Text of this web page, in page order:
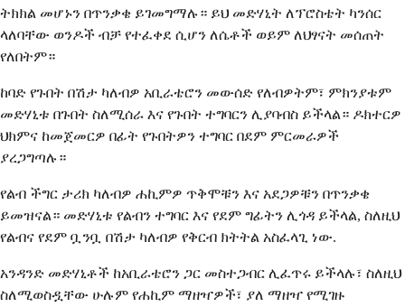
ትክክል መሆኑን በጥንቃቄ ይገመግማሉ። ይህ መድሃኒት ለፕሮስቴት ካንሰር
ላለባቸው ወንዶች ብቻ የተፈቀደ ሲሆን ለሴቶች ወይም ለህፃናት መሰጠት
የለበትም።
ከባድ የጉበት በሽታ ካለብዎ አቢራቴሮን መውሰድ የለብዎትም፣ ምክንያቱም
መድሃኒቱ በጉበት ስለሚሰራ እና የጉበት ተግባርን ሊያባብስ ይችላል። ዶክተርዎ
ህክምና ከመጀመርዎ በፊት የጉበትዎን ተግባር በደም ምርመራዎች
ያረጋግጣሉ።
የልብ ችግር ታሪክ ካለብዎ ሐኪምዎ ጥቅሞቹን እና አደጋዎቹን በጥንቃቄ
ይመዝናል። መድሃኒቱ የልብን ተግባር እና የደም ግፊትን ሊጎዳ ይችላል, ስለዚህ
የልብና የደም ቧንቧ በሽታ ካለብዎ የቅርብ ክትትል አስፈላጊ ነው.
አንዳንድ መድሃኒቶች ከአቢራቴሮን ጋር መስተጋብር ሊፈጥሩ ይችላሉ፣ ስለዚህ
ስለሚወስዷቸው ሁሉም የሐኪም ማዘዣዎች፣ ያለ ማዘዣ የሚገዙ